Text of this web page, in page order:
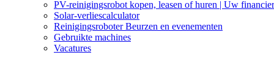
PV-reinigingsrobot kopen, leasen of huren | Uw
Solar-verliescalculator
Reinigingsroboter Beurzen en evenementen
Gebruikte machines
Vacatures